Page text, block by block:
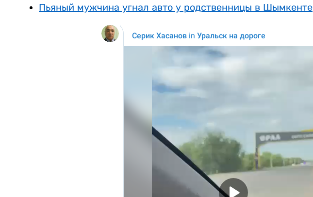
Пьяный мужчина угнал авто у родственницы в Шымкенте